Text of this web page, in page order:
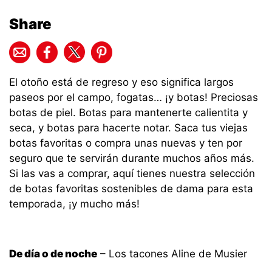
Share
El otoño está de regreso y eso significa largos
paseos por el campo, fogatas… ¡y botas! Preciosas
botas de piel. Botas para mantenerte calientita y
seca, y botas para hacerte notar. Saca tus viejas
botas favoritas o compra unas nuevas y ten por
seguro que te servirán durante muchos años más.
Si las vas a comprar, aquí tienes nuestra selección
de botas favoritas sostenibles de dama para esta
temporada, ¡y mucho más!
De día o de noche – Los tacones Aline de Musier